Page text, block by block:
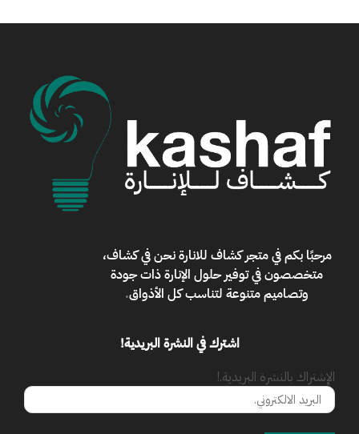
مرحبًا بكم فيمتجر كشاف للانارةنحن في كشاف،
متخصصون في توفير حلول الإنارة ذات جودة
وتصاميم متنوعة لتناسب كل الأذواق.
اشترك في النشرة البريدية!
الإشتراك بالنشرة البريدية.!